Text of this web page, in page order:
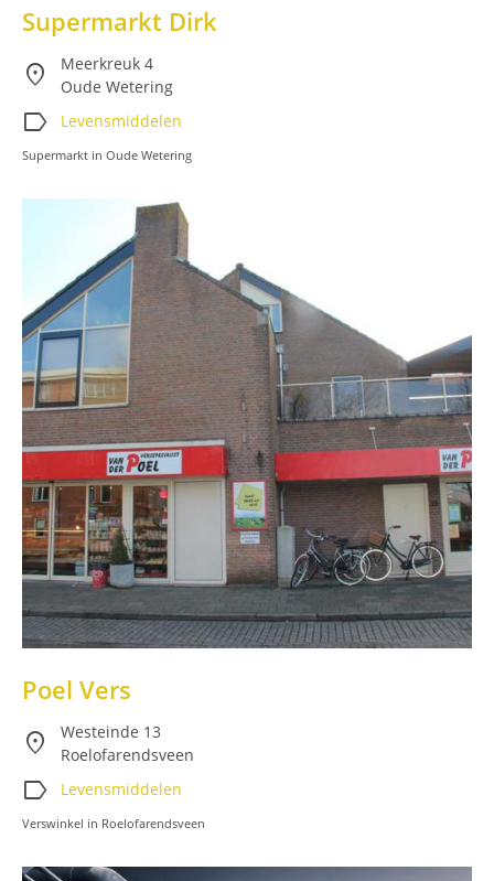
Supermarkt Dirk
location_on
Meerkreuk 4
Oude Wetering
label Levensmiddelen
Supermarkt in Oude Wetering
Poel Vers
location_on
Westeinde 13
Roelofarendsveen
label Levensmiddelen
Verswinkel in Roelofarendsveen